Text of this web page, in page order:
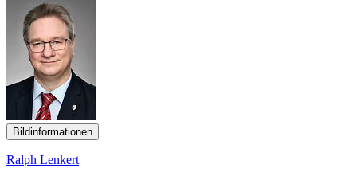
Bildinformationen
Ralph Lenkert